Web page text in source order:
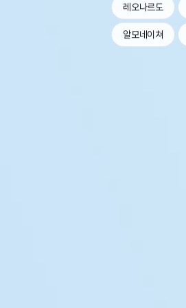
레오나르도
알모네이쳐